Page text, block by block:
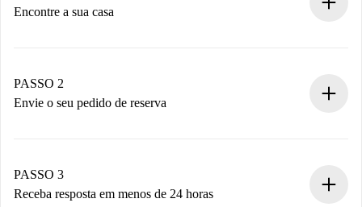
Encontre a sua casa
Você tem todas as informações necessárias
antecipadamente.
PASSO 2
Envie o seu pedido de reserva
Não cobramos nada até que o proprietário confirme.
PASSO 3
Receba resposta em menos de 24 horas